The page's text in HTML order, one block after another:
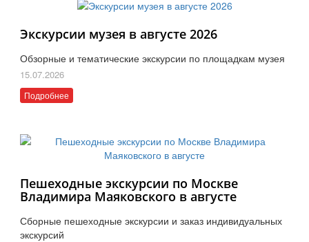
Экскурсии музея в августе 2026
Обзорные и тематические экскурсии по площадкам музея
15.07.2026
Подробнее
Пешеходные экскурсии по Москве
Владимира Маяковского в августе
Сборные пешеходные экскурсии и заказ индивидуальных
экскурсий